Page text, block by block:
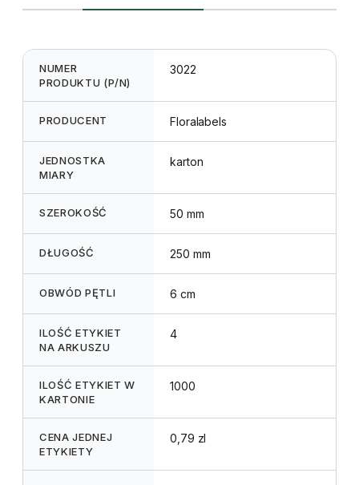
NUMER
PRODUKTU (P/N)
3022
PRODUCENT Floralabels
JEDNOSTKA
MIARY
karton
SZEROKOŚĆ 50 mm
DŁUGOŚĆ 250 mm
OBWÓD PĘTLI 6 cm
ILOŚĆ ETYKIET
NA ARKUSZU
4
ILOŚĆ ETYKIET W
KARTONIE
1000
CENA JEDNEJ
ETYKIETY
0,79 zl